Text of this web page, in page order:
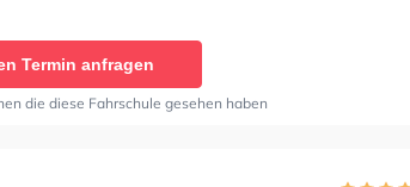
Termin anfragen
die diese Fahrschule gesehen haben